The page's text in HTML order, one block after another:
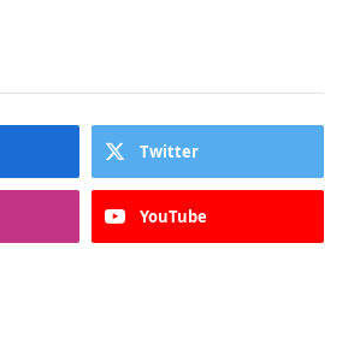
Twitter
YouTube